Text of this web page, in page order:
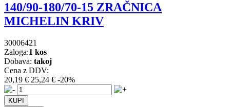
140/90-180/70-15 ZRAČNICA
MICHELIN KRIV
30006421
Zaloga:1 kos
Dobava: takoj
Cena z DDV:
20,19 € 25,24 € -20%